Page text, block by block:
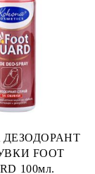
ДЕЗОДОРАНТ
FOOT
100мл.